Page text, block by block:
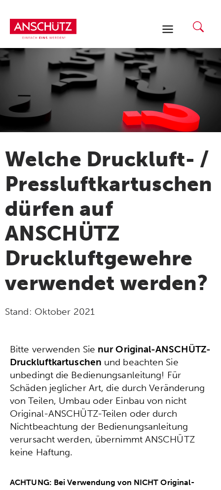
Inhalt
springen
Welche Druckluft- /
Pressluftkartuschen
dürfen auf
ANSCHÜTZ
Druckluftgewehre
verwendet werden?
Stand: Oktober 2021
Bitte verwenden Sie nur Original-ANSCHÜTZ-
Druckluftkartuschen und beachten Sie
unbedingt die Bedienungsanleitung! Für
Schäden jeglicher Art, die durch Veränderung
von Teilen, Umbau oder Einbau von nicht
Original-ANSCHÜTZ-Teilen oder durch
Nichtbeachtung der Bedienungsanleitung
verursacht werden, übernimmt ANSCHÜTZ
keine Haftung.
ACHTUNG: Bei Verwendung von NICHT Original-